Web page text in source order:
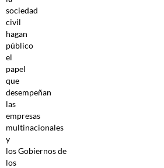
sociedad
civil
hagan
público
el
papel
que
desempeñan
las
empresas
multinacionales
y
los Gobiernos de
los